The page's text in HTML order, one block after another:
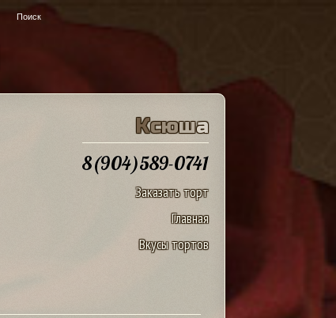
Ксюша
8(904)589-0741
Заказать торт
Главная
Вкусы тортов